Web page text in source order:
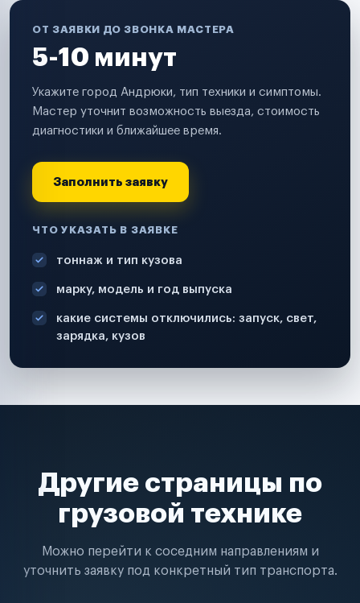
ОТ ЗАЯВКИ ДО ЗВОНКА МАСТЕРА
5-10 минут
Укажите город Андрюки, тип техники и симптомы.
Мастер уточнит возможность выезда, стоимость
диагностики и ближайшее время.
Заполнить заявку
ЧТО УКАЗАТЬ В ЗАЯВКЕ
тоннаж и тип кузова
марку, модель и год выпуска
какие системы отключились: запуск, свет,
зарядка, кузов
Другие страницы по
грузовой технике
Можно перейти к соседним направлениям и
уточнить заявку под конкретный тип транспорта.